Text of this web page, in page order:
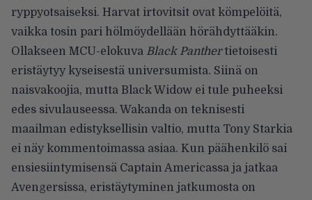
ryppyotsaiseksi. Harvat irtovitsit ovat kömpelöitä,
vaikka tosin pari hölmöydellään hörähdyttääkin.
Ollakseen MCU-elokuva Black Panthertietoisesti
eristäytyy kyseisestä universumista. Siinä on
naisvakoojia, mutta Black Widow ei tule puheeksi
edes sivulauseessa. Wakanda on teknisesti
maailman edistyksellisin valtio, mutta Tony Starkia
ei näy kommentoimassa asiaa. Kun päähenkilö sai
ensiesiintymisensä Captain Americassa ja jatkaa
Avengersissa, eristäytyminen jatkumosta on